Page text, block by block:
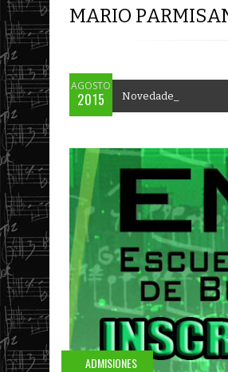
JUAN ESTANGA
AGOSTO
2015 Novedade
ADMISIONES